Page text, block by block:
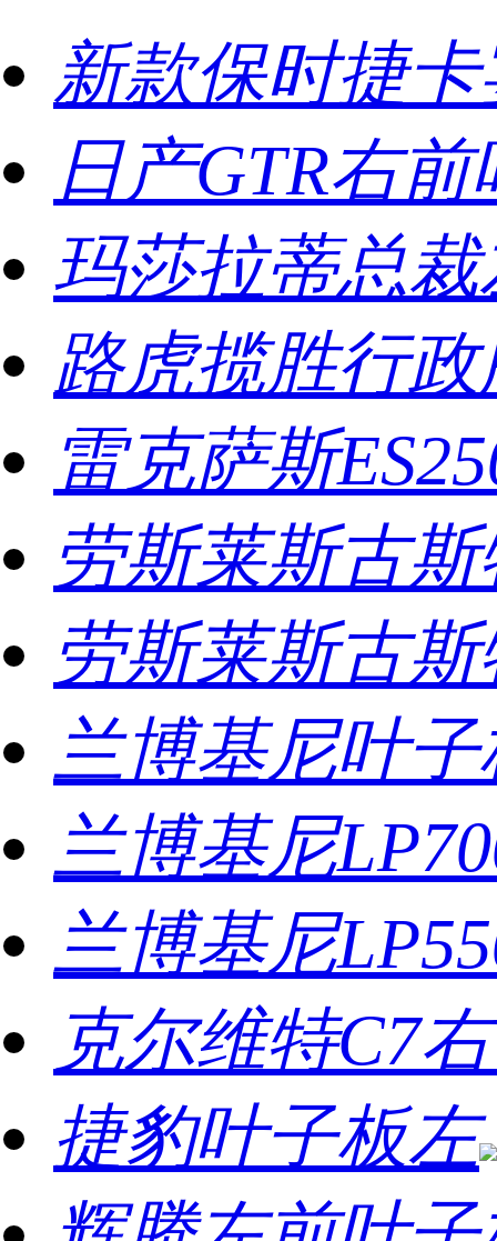
新款保时捷
日产GTR右
玛莎拉蒂总
路虎揽胜行
雷克萨斯
劳斯莱斯古
劳斯莱斯古
兰博基尼叶
兰博基尼
兰博基尼
克尔维特C7
捷豹叶子板左